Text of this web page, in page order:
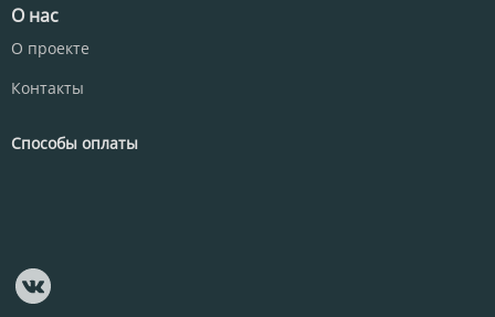
О нас
О проекте
Контакты
Способы оплаты